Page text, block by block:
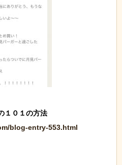
blog-entry-553.html